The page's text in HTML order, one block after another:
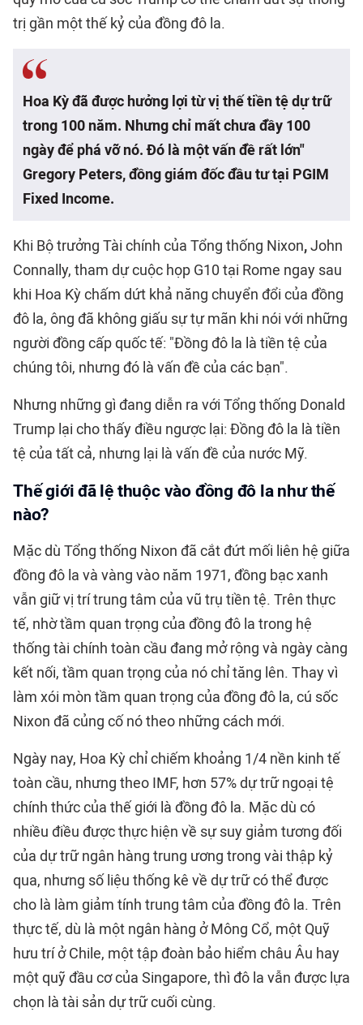
trị gần một thế kỷ của đồng đô la.
Hoa Kỳ đã được hưởng lợi từ vị thế tiền tệ dự trữ
trong 100 năm. Nhưng chỉ mất chưa đầy 100
ngày để phá vỡ nó. Đó là một vấn đề rất lớn"
Gregory Peters, đồng giám đốc đầu tư tại PGIM
Fixed Income.
Khi Bộ trưởng Tài chính của Tổng thống Nixon,John
Connally, tham dự cuộc họp G10 tại Rome ngay sau
khi Hoa Kỳ chấm dứt khả năng chuyển đổi của đồng
đô la, ông đã không giấu sự tự mãn khi nói với những
người đồng cấp quốc tế: "Đồng đô la là tiền tệ của
chúng tôi, nhưng đó là vấn đề của các bạn".
Nhưng những gì đang diễn ra với Tổng thống Donald
Trump lại cho thấy điều ngược lại: Đồng đô la là tiền
tệ của tất cả, nhưng lại là vấn đề của nước Mỹ.
Thế giới đã lệ thuộc vào đồng đô la như thế
nào?
Mặc dù Tổng thống Nixon đã cắt đứt mối liên hệ giữa
đồng đô la và vàng vào năm 1971, đồng bạc xanh
vẫn giữ vị trí trung tâm của vũ trụ tiền tệ. Trên thực
tế, nhờ tầm quan trọng của đồng đô la trong hệ
thống tài chính toàn cầu đang mở rộng và ngày càng
kết nối, tầm quan trọng của nó chỉ tăng lên. Thay vì
làm xói mòn tầm quan trọng của đồng đô la, cú sốc
Nixon đã củng cố nó theo những cách mới.
Ngày nay, Hoa Kỳ chỉ chiếm khoảng 1/4 nền kinh tế
toàn cầu, nhưng theo IMF, hơn 57% dự trữ ngoại tệ
chính thức của thế giới là đồng đô la. Mặc dù có
nhiều điều được thực hiện về sự suy giảm tương đối
của dự trữ ngân hàng trung ương trong vài thập kỷ
qua, nhưng số liệu thống kê về dự trữ có thể được
cho là làm giảm tính trung tâm của đồng đô la. Trên
thực tế, dù là một ngân hàng ở Mông Cổ, một Quỹ
hưu trí ở Chile, một tập đoàn bảo hiểm châu Âu hay
một quỹ đầu cơ của Singapore, thì đô la vẫn được lựa
chọn là tài sản dự trữ cuối cùng.